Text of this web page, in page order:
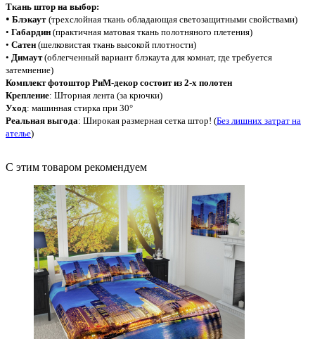
Ткань штор на выбор:
• Блэкаут (трехслойная ткань обладающая светозащитными свойствами)
• Габардин (практичная матовая ткань полотняного плетения)
• Сатен (шелковистая ткань высокой плотности)
• Димаут(облегченный вариант блэкаута для комнат, где требуется
затемнение)
Комплект фотоштор РиМ-декор состоит из 2-х полотен
Крепление: Шторная лента (за крючки)
Уход: машинная стирка при 30°
Реальная выгода: Широкая размерная сетка штор! (Без лишних затрат на
ателье)
С этим товаром рекомендуем